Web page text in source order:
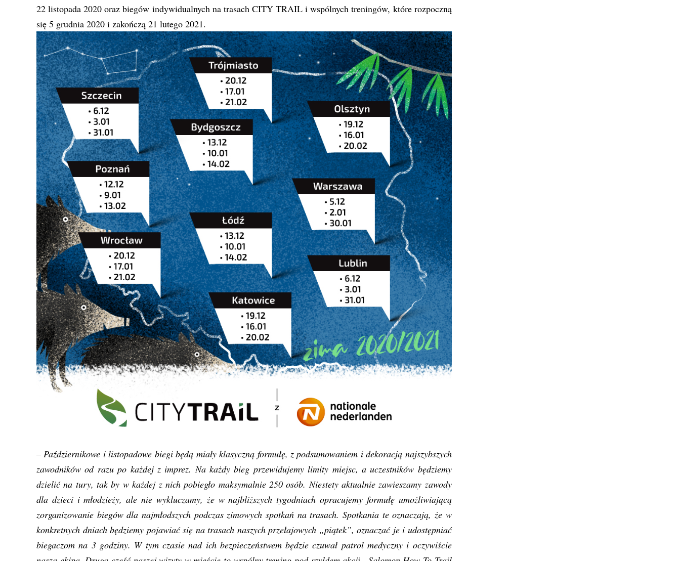
22 listopada 2020 oraz biegów indywidualnych na trasach CITY TRAIL i wspólnych treningów, które rozpoczną
się 5 grudnia 2020 i zakończą 21 lutego 2021.
–Październikowe i listopadowe biegi będą miały klasyczną formułę, z podsumowaniem i dekoracją najszybszych
zawodników od razu po każdej z imprez. Na każdy bieg przewidujemy limity miejsc, a uczestników będziemy
dzielić na tury, tak by w każdej z nich pobiegło maksymalnie 250 osób. Niestety aktualnie zawieszamy zawody
dla dzieci i młodzieży, ale nie wykluczamy, że w najbliższych tygodniach opracujemy formułę umożliwiającą
zorganizowanie biegów dla najmłodszych podczas zimowych spotkań na trasach. Spotkania te oznaczają, że w
konkretnych dniach będziemy pojawiać się na trasach naszych przełajowych „piątek”, oznaczać je i udostępniać
biegaczom na 3 godziny. W tym czasie nad ich bezpieczeństwem będzie czuwał patrol medyczny i oczywiście